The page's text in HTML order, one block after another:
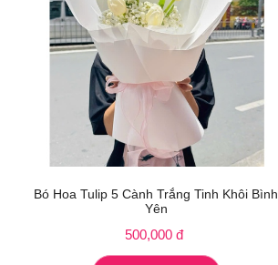
Bó Hoa Tulip 5 Cành Trắng Tinh Khôi Bình
Yên
500,000 đ